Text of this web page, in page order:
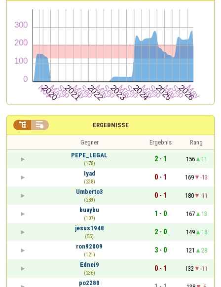
ERGEBNISSE
 
Gegner Ergebnis
Rang
PEPE_LEGAL
(178)
2 - 1 156
11
Iyad
(238)
0 - 1 169
-13
Umberto3
(283)
0 - 1 180
-11
buaybu
(107)
1 - 0 167
13
jesus1948
(55)
2 - 0 149
18
ron92009
(121)
3 - 0 121
28
Ednei9
(236)
0 - 1 132
-11
po2280